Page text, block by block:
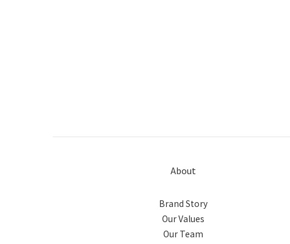
About
Brand Story
Our Values
Our Team